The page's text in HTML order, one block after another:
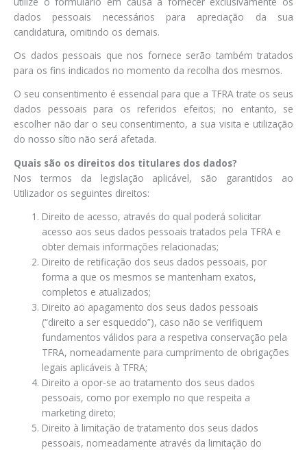
dados pessoais necessários para apreciação da sua
candidatura, omitindo os demais.
Os dados pessoais que nos fornece serão também tratados
para os fins indicados no momento da recolha dos mesmos.
O seu consentimento é essencial para que a TFRA trate os seus
dados pessoais para os referidos efeitos; no entanto, se
escolher não dar o seu consentimento, a sua visita e utilização
do nosso sítio não será afetada.
Quais são os direitos dos titulares dos dados?
Nos termos da legislação aplicável, são garantidos ao
Utilizador os seguintes direitos:
Direito de acesso, através do qual poderá solicitar
acesso aos seus dados pessoais tratados pela TFRA e
obter demais informações relacionadas;
Direito de retificação dos seus dados pessoais, por
forma a que os mesmos se mantenham exatos,
completos e atualizados;
Direito ao apagamento dos seus dados pessoais
(“direito a ser esquecido”), caso não se verifiquem
fundamentos válidos para a respetiva conservação pela
TFRA, nomeadamente para cumprimento de obrigações
legais aplicáveis à TFRA;
Direito a opor-se ao tratamento dos seus dados
pessoais, como por exemplo no que respeita a
marketing direto;
Direito à limitação de tratamento dos seus dados
pessoais, nomeadamente através da limitação do